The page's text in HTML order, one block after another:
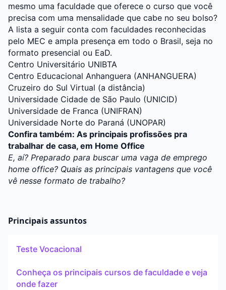
mesmo uma faculdade que oferece o curso que você
precisa com uma mensalidade que cabe no seu bolso?
A lista a seguir conta com faculdades reconhecidas
pelo MEC e ampla presença em todo o Brasil, seja no
formato presencial ou EaD.
Centro Universitário UNIBTA
Centro Educacional Anhanguera (ANHANGUERA)
Cruzeiro do Sul Virtual (a distância)
Universidade Cidade de São Paulo (UNICID)
Universidade de Franca (UNIFRAN)
Universidade Norte do Paraná (UNOPAR)
Confira também: As principais profissões pra
trabalhar de casa, em Home Office
E, aí? Preparado para buscar uma vaga de emprego
home office? Quais as principais vantagens que você
vê nesse formato de trabalho?
Principais assuntos
Teste Vocacional
Conheça os principais cursos de faculdade e veja
onde fazer